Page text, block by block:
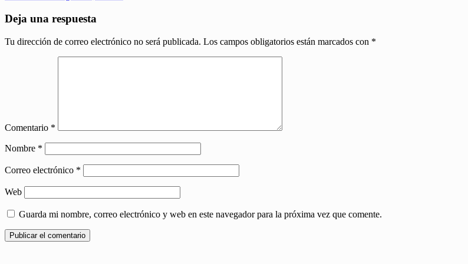
Deja una respuesta
Tu dirección de correo electrónico no será publicada. Los campos obligatorios están marcados con *
Comentario *
Nombre *
Correo electrónico *
Web
Guarda mi nombre, correo electrónico y web en este navegador para la próxima vez que comente.